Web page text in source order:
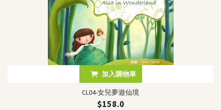
加入購物車
CL04-女兒夢遊仙境
$158.0